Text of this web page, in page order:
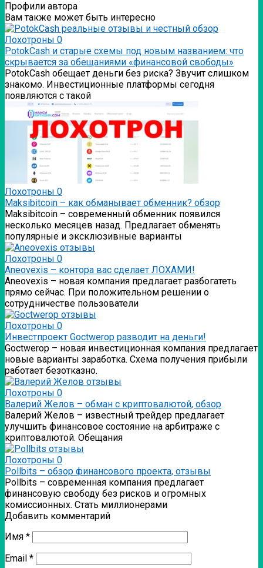
Профили автора
Вам также может быть интересно
Лохотроны 0
PotokCash и старые схемы под новым названием: что
скрывается за обещаниями «финансовой свободы»
PotokCash обещает деньги без риска? Звучит слишком
знакомо. Инвестиционные платформы сегодня
появляются с такой
Лохотроны 0
Мaksibitcoin – как обманывает обменник? обзор
Мaksibitcoin – современный обменник появился
несколько месяцев назад. Предлагает обменять
популярные и эксклюзивные варианты
Лохотроны 0
Аneovexis – контора вас сделает ЛОХАМИ!
Аneovexis – новая компания предлагает разбогатеть
прямо сейчас. При положительном решении о
сотрудничестве пользователи
Лохотроны 0
Инвестпроект Goctwerop разводит на деньги!
Goctwerop – новая инвестиционная компания предлагает
новые варианты заработка. Схема получения прибыли
работает безотказно.
Лохотроны 0
Валерий Желов – обман с криптовалютой, обзор
Валерий Желов – известный трейдер предлагает
улучшить финансовое состояние на арбитраже с
криптовалютой. Обещания
Лохотроны 0
Pollbits – обзор финансового проекта, отзывы
Pollbits – современная компания предлагает
финансовую свободу без рисков и огромных
комиссионных. Стать миллионерами
Добавить комментарий
Имя *
Email *